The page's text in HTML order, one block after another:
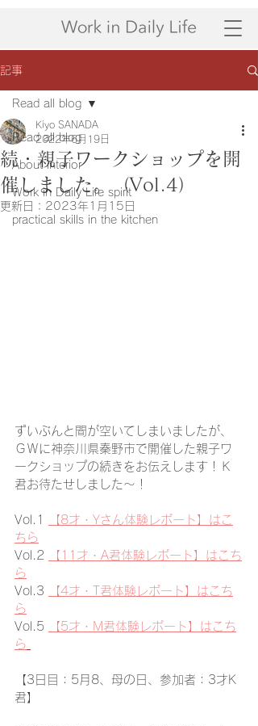
記事
Read all blog
About interior
Work in Daily Life spirit
practical skills in the kitchen
Read all blog
続・親子ワークショップを開
催しました。（Vol.4）
Kiyo SANADA
2022年6月19日
更新日： 2023年1月15日
ずいぶんと間が空いてしまいましたが、
ＧＷに神奈川県秦野市で開催した親子ワ
ークショップの続きをお伝えします！Ｋ
君お待たせしました～！
Vol.1
【8才・Yさん体験レポート】はこ
ちら
Vol.2
【11才・A君体験レポート】はこち
ら
Vol.3
【4才・T君体験レポート】はこち
ら
Vol.5
【5才・M君体験レポート】はこち
ら
【3日目：5月8、母の日、参加者：3才K
君】